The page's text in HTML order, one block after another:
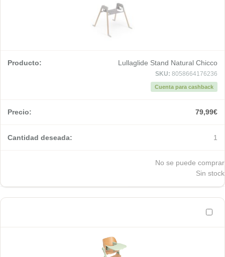
Lullaglide Stand Natural Chicco
SKU: 8058664176236
Cuenta para cashback
79,99€
1
No se puede comprar
Sin stock